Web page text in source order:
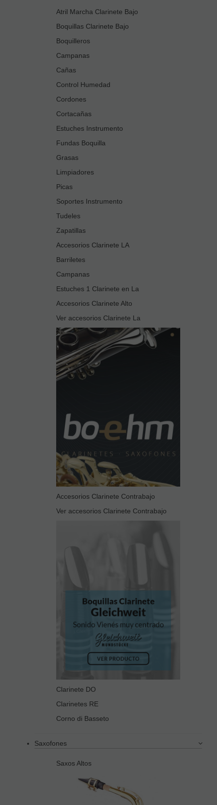
Atril Marcha Clarinete Bajo
Boquillas Clarinete Bajo
Boquilleros
Campanas
Cañas
Control Humedad
Cordones
Cortacañas
Estuches Instrumento
Fundas Boquilla
Grasas
Limpiadores
Picas
Soportes Instrumento
Tudeles
Zapatillas
Accesorios Clarinete LA
Barriletes
Campanas
Estuches 1 Clarinete en La
Accesorios Clarinete Alto
Ver accesorios Clarinete La
Accesorios Clarinete Contrabajo
Ver accesorios Clarinete Contrabajo
Clarinete DO
Clarinetes RE
Corno di Basseto
Saxofones
Saxos Altos